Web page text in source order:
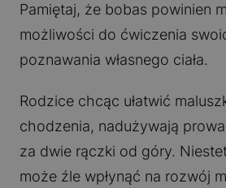
Pamiętaj, że bobas powinien
możliwości do ćwiczenia
poznawania własnego ciała.
Rodzice chcąc ułatwić
chodzenia, nadużywają
za dwie rączki od góry.
może źle wpłynąć na rozwój